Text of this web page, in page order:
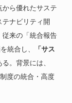
ら優れたサステ
ナビリティ開
来の「統合報告
統合し、
「サス
。背景には、
度の統合・高度